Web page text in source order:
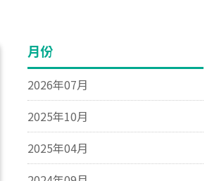
月份
2026年07月
2025年10月
2025年04月